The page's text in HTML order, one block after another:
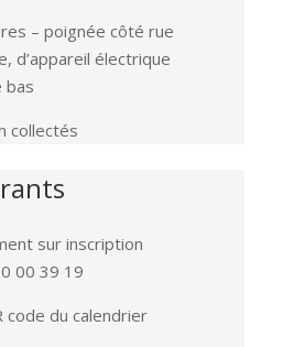
– poignée côté rue
d’appareil électrique
bas
collectés
sur inscription
00 39 19
code du calendrier